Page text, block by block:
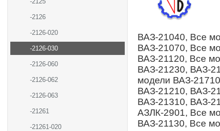
-2126
-2126-020
-2126-030
-2126-060
-2126-062
-2126-063
-21261
-21261-020
ВАЗ-21040, Все
ВАЗ-21070, Все
ВАЗ-21120, Все
ВАЗ-21230, ВАЗ-
модели ВАЗ-
ВАЗ-21210, ВАЗ-
ВАЗ-21310, ВАЗ-
АЗЛК-2901, Все
ВАЗ-21130, Все